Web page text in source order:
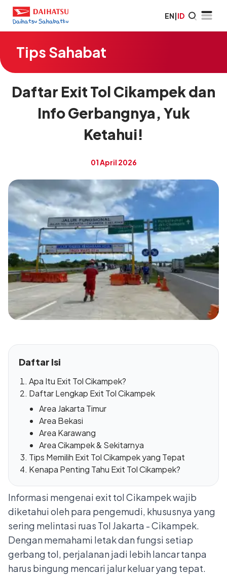
EN|ID
Tips Sahabat
Daftar Exit Tol Cikampek dan
Info Gerbangnya, Yuk
Ketahui!
01 April 2026
Daftar Isi
Apa Itu Exit Tol Cikampek?
Daftar Lengkap Exit Tol Cikampek
Area Jakarta Timur
Area Bekasi
Area Karawang
Area Cikampek & Sekitarnya
Tips Memilih Exit Tol Cikampek yang Tepat
Kenapa Penting Tahu Exit Tol Cikampek?
Informasi mengenai exit tol Cikampek wajib
diketahui oleh para pengemudi, khususnya yang
sering melintasi ruas Tol Jakarta - Cikampek.
Dengan memahami letak dan fungsi setiap
gerbang tol, perjalanan jadi lebih lancar tanpa
harus bingung mencari jalur keluar yang tepat.